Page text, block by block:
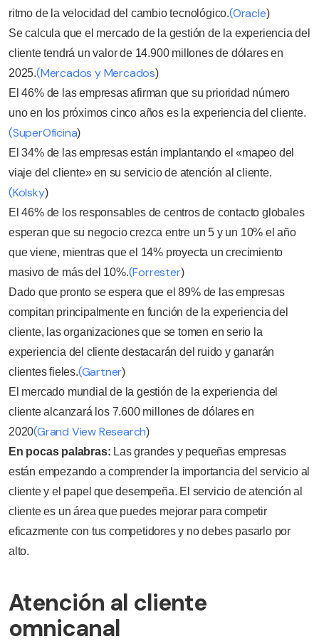
ritmo de la velocidad del cambio tecnológico.(Oracle)
Se calcula que el mercado de la gestión de la experiencia del
cliente tendrá un valor de 14.900 millones de dólares en
2025.(Mercados y Mercados)
El 46% de las empresas afirman que su prioridad número
uno en los próximos cinco años es la experiencia del cliente.
(SuperOficina)
El 34% de las empresas están implantando el «mapeo del
viaje del cliente» en su servicio de atención al cliente.
(Kolsky)
El 46% de los responsables de centros de contacto globales
esperan que su negocio crezca entre un 5 y un 10% el año
que viene, mientras que el 14% proyecta un crecimiento
masivo de más del 10%.(Forrester)
Dado que pronto se espera que el 89% de las empresas
compitan principalmente en función de la experiencia del
cliente, las organizaciones que se tomen en serio la
experiencia del cliente destacarán del ruido y ganarán
clientes fieles.(Gartner)
El mercado mundial de la gestión de la experiencia del
cliente alcanzará los 7.600 millones de dólares en
2020(Grand View Research)
En pocas palabras: Las grandes y pequeñas empresas
están empezando a comprender la importancia del servicio al
cliente y el papel que desempeña. El servicio de atención al
cliente es un área que puedes mejorar para competir
eficazmente con tus competidores y no debes pasarlo por
alto.
Atención al cliente
omnicanal